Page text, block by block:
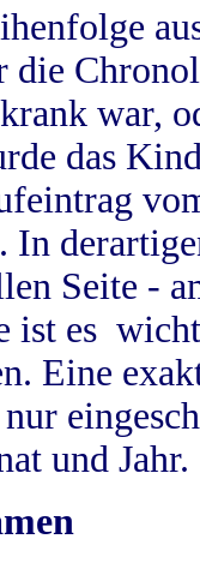
die
war,
das
In
Seite -
ist es
Eine
und Jahr.